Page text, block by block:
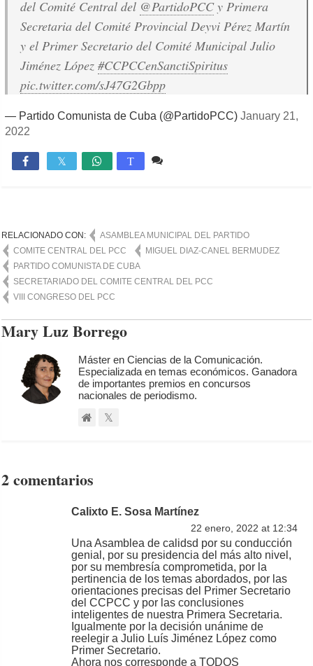
del Comité Central del @PartidoPCCy Primera
Secretaria del Comité Provincial Deyvi Pérez Martín
y el Primer Secretario del Comité Municipal Julio
Jiménez López#CCPCCenSanctiSpiritus
pic.twitter.com/sJ47G2Gbpp
— Partido Comunista de Cuba (@PartidoPCC)January 21,
2022
 T
RELACIONADO CON:
ASAMBLEA MUNICIPAL DEL PARTIDO
COMITE CENTRAL DEL PCC
MIGUEL DIAZ-CANEL BERMUDEZ
PARTIDO COMUNISTA DE CUBA
SECRETARIADO DEL COMITE CENTRAL DEL PCC
VIII CONGRESO DEL PCC
Mary Luz Borrego
Máster en Ciencias de la Comunicación.
Especializada en temas económicos. Ganadora
de importantes premios en concursos
nacionales de periodismo.
2 comentarios
Calixto E. Sosa Martínez
22 enero, 2022 at 12:34
Una Asamblea de calidsd por su conducción
genial, por su presidencia del más alto nivel,
por su membresía comprometida, por la
pertinencia de los temas abordados, por las
orientaciones precisas del Primer Secretario
del CCPCC y por las conclusiones
inteligentes de nuestra Primera Secretaria.
Igualmente por la decisión unánime de
reelegir a Julio Luís Jiménez López como
Primer Secretario.
Ahora nos corresponde a TODOS